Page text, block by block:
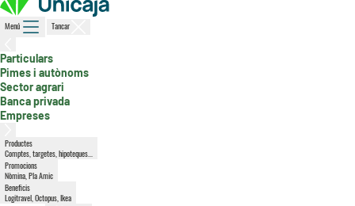
Menú Tancar
Particulars, secció activa
Pimes i autònoms
Sector agrari
Banca privada
Empreses
Productes
Comptes, targetes, hipoteques...
Promocions
Nòmina, Pla Amic
Beneficis
Logitravel, Octopus, Ikea